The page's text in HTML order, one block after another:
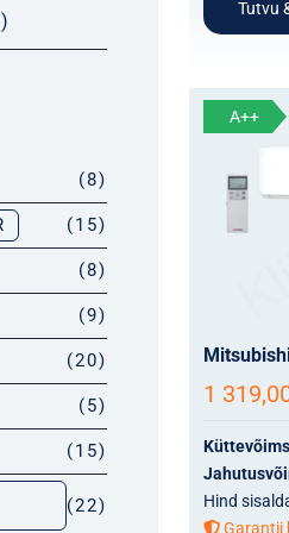
(8)
(15)
(8)
(9)
(20)
(5)
(15)
(22)
Tutvu
1
Hind
A++
Garantii